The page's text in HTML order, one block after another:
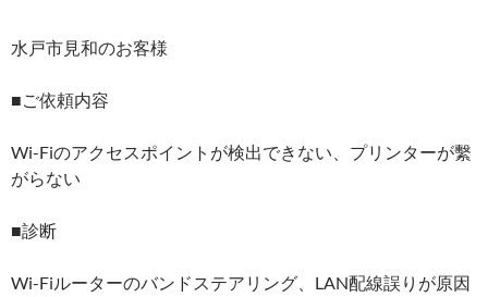
水戸市見和のお客様
■ご依頼内容
Wi-Fiのアクセスポイントが検出できない、プリンターが繫
がらない
■診断
Wi-Fiルーターのバンドステアリング、LAN配線誤りが原因